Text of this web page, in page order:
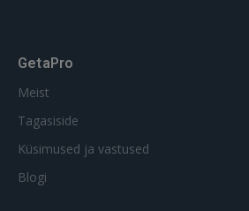
GetaPro
Meist
Tagasiside
Küsimused ja vastused
Blogi